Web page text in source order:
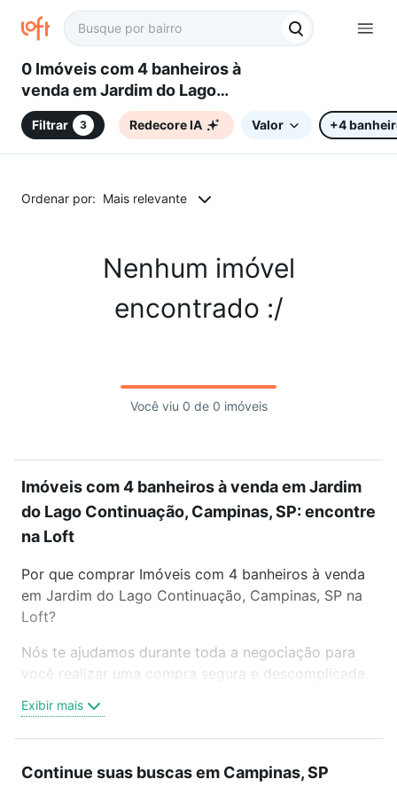
0 Imóveis com 4 banheiros à
venda em Jardim do Lago
Continuação, Campinas, SP
Filtrar 3 Redecore IA Valor +4
Ordenar por: Mais relevante
Nenhum imóvel
encontrado :/
Você viu 0 de 0 imóveis
Imóveis com 4 banheiros à venda em Jardim
do Lago Continuação, Campinas, SP: encontre
na Loft
Por que comprar Imóveis com 4 banheiros à venda
em Jardim do Lago Continuação, Campinas, SP na
Loft?
Nós te ajudamos durante toda a negociação para
você realizar uma compra segura e descomplicada.
trabalho e do metrô, aqui você vai encontrar a
oferta ideal de Imóveis com 4 banheiros à venda em
conquistar seu sonho. Agende uma visita presencial
Exibir mais
Continue suas buscas em Campinas, SP